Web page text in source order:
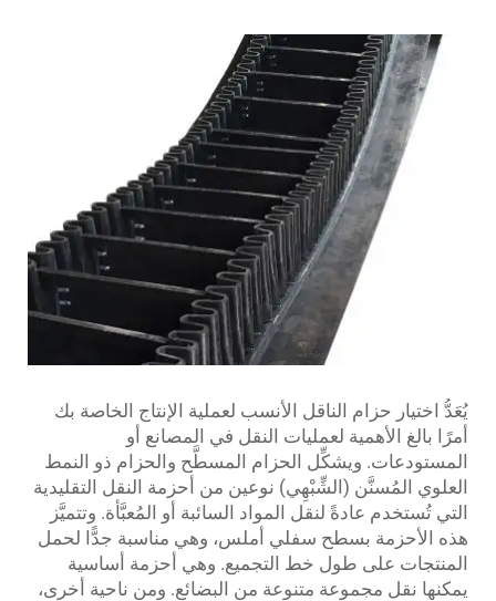
يُعَدُّ اختيار حزام الناقل الأنسب لعملية الإنتاج الخاصة بك
أمرًا بالغ الأهمية لعمليات النقل في المصانع أو
المستودعات. ويشكِّل الحزام المسطَّح والحزام ذو النمط
العلوي المُسنَّن (الشِّبْهِي) نوعين من أحزمة النقل التقليدية
التي تُستخدم عادةً لنقل المواد السائبة أو المُعبَّأة. وتتميَّز
هذه الأحزمة بسطح سفلي أملس، وهي مناسبة جدًّا لحمل
المنتجات على طول خط التجميع. وهي أحزمة أساسية
يمكنها نقل مجموعة متنوعة من البضائع. ومن ناحية أخرى،